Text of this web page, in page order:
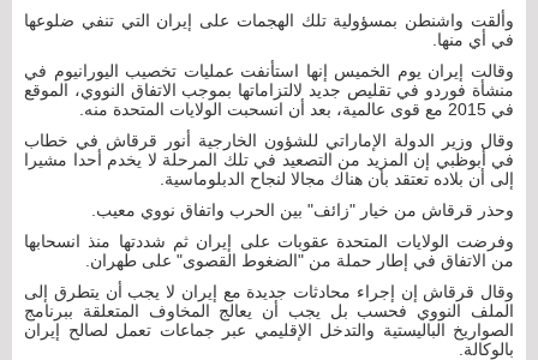
وألقت واشنطن بمسؤولية تلك الهجمات على إيران التي تنفي ضلوعها
في أي منها.
وقالت إيران يوم الخميس إنها استأنفت عمليات تخصيب اليورانيوم في
منشأة فوردو في تقليص جديد لالتزاماتها بموجب الاتفاق النووي، الموقع
في 2015 مع قوى عالمية، بعد أن انسحبت الولايات المتحدة منه.
وقال وزير الدولة الإماراتي للشؤون الخارجية أنور قرقاش في خطاب
في أبوظبي إن المزيد من التصعيد في تلك المرحلة لا يخدم أحدا مشيرا
إلى أن بلاده تعتقد بأن هناك مجالا لنجاح الدبلوماسية.
وحذر قرقاش من خيار "زائف" بين الحرب واتفاق نووي معيب.
وفرضت الولايات المتحدة عقوبات على إيران ثم شددتها منذ انسحابها
من الاتفاق في إطار حملة من "الضغوط القصوى" على طهران.
وقال قرقاش إن إجراء محادثات جديدة مع إيران لا يجب أن يتطرق إلى
الملف النووي فحسب بل يجب أن يعالج المخاوف المتعلقة ببرنامج
الصواريخ الباليستية والتدخل الإقليمي عبر جماعات تعمل لصالح إيران
بالوكالة.